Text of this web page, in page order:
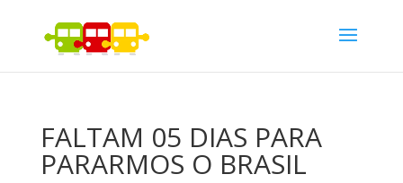
FALTAM 05 DIAS PARA
PARARMOS O BRASIL